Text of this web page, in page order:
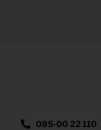
085-00 22 110